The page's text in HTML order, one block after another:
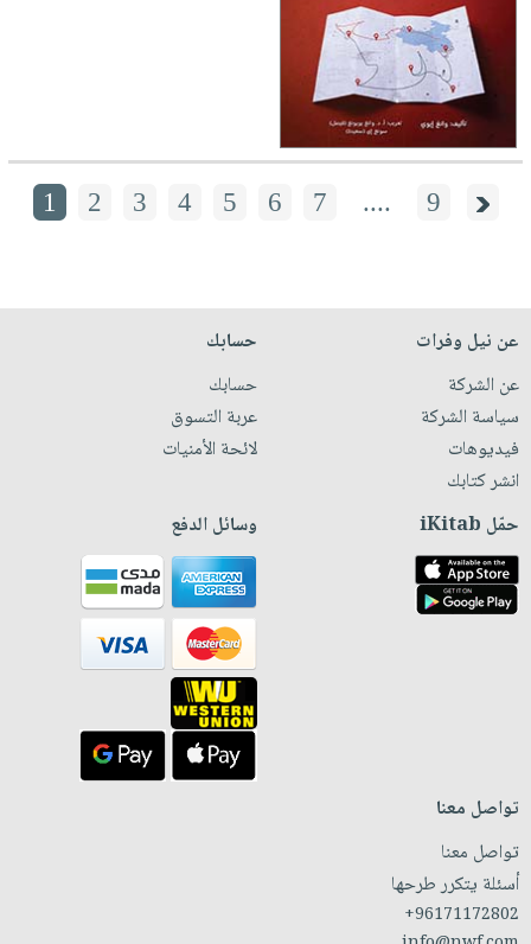
1 2 3 4 5 6 7 .... 9
عن نيل وفرات
عن الشركة
سياسة الشركة
فيديوهات
انشر كتابك
حسابك
حسابك
عربة التسوق
لائحة الأمنيات
حمّل iKitab وسائل الدفع
تواصل معنا
تواصل معنا
أسئلة يتكرر طرحها
+96171172802